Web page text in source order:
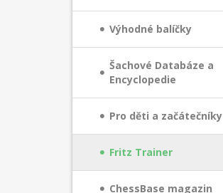
Výhodné balíčky
Šachové Databáze a
Encyclopedie
Pro děti a začátečníky
Fritz Trainer
ChessBase magazin